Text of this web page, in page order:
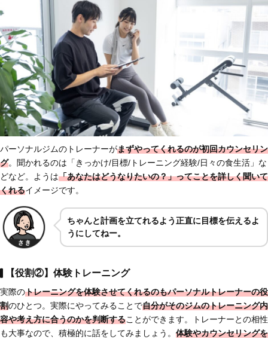
パーソナルジムのトレーナーがまずやってくれるのが初回カウンセリン
グ。聞かれるのは「きっかけ/目標/トレーニング経験/日々の食生活」な
どなど。ようは「あなたはどうなりたいの？」ってことを詳しく聞いて
くれるイメージです。
ちゃんと計画を立てれるよう正直に目標を伝えるよ
うにしてねー。
【役割②】体験トレーニング
実際のトレーニングを体験させてくれるのもパーソナルトレーナーの役
割のひとつ。実際にやってみることで自分がそのジムのトレーニング内
容や考え方に合うのかを判断することができます。トレーナーとの相性
も大事なので、積極的に話をしてみましょう。 体験やカウンセリングを